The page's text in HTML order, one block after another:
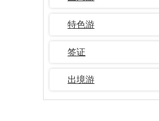
特色游
签证
出境游